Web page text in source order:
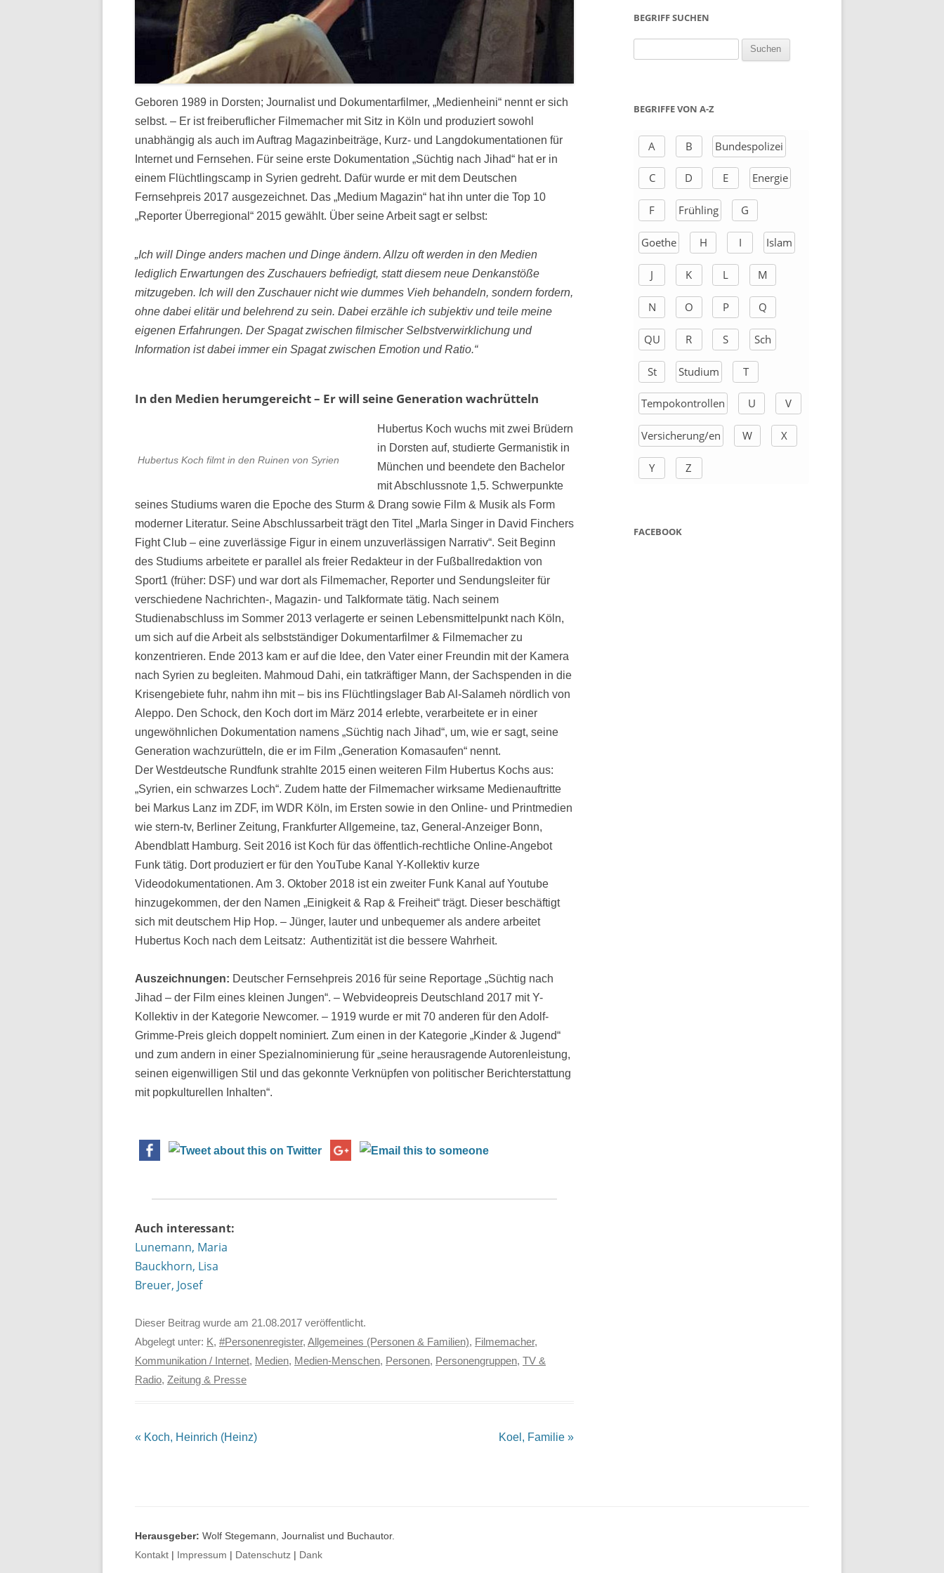
Geboren 1989 in Dorsten; Journalist und Dokumentarfilmer, „Medienheini“ nennt er sich
selbst. – Er ist freiberuflicher Filmemacher mit Sitz in Köln und produziert sowohl
unabhängig als auch im Auftrag Magazinbeiträge, Kurz- und Langdokumentationen für
Internet und Fernsehen. Für seine erste Dokumentation „Süchtig nach Jihad“ hat er in
einem Flüchtlingscamp in Syrien gedreht. Dafür wurde er mit dem Deutschen
Fernsehpreis 2017 ausgezeichnet. Das „Medium Magazin“ hat ihn unter die Top 10
„Reporter Überregional“ 2015 gewählt. Über seine Arbeit sagt er selbst:
„Ich will Dinge anders machen und Dinge ändern. Allzu oft werden in den Medien
lediglich Erwartungen des Zuschauers befriedigt, statt diesem neue Denkanstöße
mitzugeben. Ich will den Zuschauer nicht wie dummes Vieh behandeln, sondern fordern,
ohne dabei elitär und belehrend zu sein. Dabei erzähle ich subjektiv und teile meine
eigenen Erfahrungen. Der Spagat zwischen filmischer Selbstverwirklichung und
Information ist dabei immer ein Spagat zwischen Emotion und Ratio.“
In den Medien herumgereicht – Er will seine Generation wachrütteln
Hubertus Koch filmt in den Ruinen von Syrien
Hubertus Koch wuchs mit zwei Brüdern
in Dorsten auf, studierte Germanistik in
München und beendete den Bachelor
mit Abschlussnote 1,5. Schwerpunkte
seines Studiums waren die Epoche des Sturm & Drang sowie Film & Musik als Form
moderner Literatur. Seine Abschlussarbeit trägt den Titel „Marla Singer in David Finchers
Fight Club – eine zuverlässige Figur in einem unzuverlässigen Narrativ“. Seit Beginn
des Studiums arbeitete er parallel als freier Redakteur in der Fußballredaktion von
Sport1 (früher: DSF) und war dort als Filmemacher, Reporter und Sendungsleiter für
verschiedene Nachrichten-, Magazin- und Talkformate tätig. Nach seinem
Studienabschluss im Sommer 2013 verlagerte er seinen Lebensmittelpunkt nach Köln,
um sich auf die Arbeit als selbstständiger Dokumentarfilmer & Filmemacher zu
konzentrieren. Ende 2013 kam er auf die Idee, den Vater einer Freundin mit der Kamera
nach Syrien zu begleiten. Mahmoud Dahi, ein tatkräftiger Mann, der Sachspenden in die
Krisengebiete fuhr, nahm ihn mit – bis ins Flüchtlingslager Bab Al-Salameh nördlich von
Aleppo. Den Schock, den Koch dort im März 2014 erlebte, verarbeitete er in einer
ungewöhnlichen Dokumentation namens „Süchtig nach Jihad“, um, wie er sagt, seine
Generation wachzurütteln, die er im Film „Generation Komasaufen“ nennt.
Der Westdeutsche Rundfunk strahlte 2015 einen weiteren Film Hubertus Kochs aus:
„Syrien, ein schwarzes Loch“. Zudem hatte der Filmemacher wirksame Medienauftritte
bei Markus Lanz im ZDF, im WDR Köln, im Ersten sowie in den Online- und Printmedien
wie stern-tv, Berliner Zeitung, Frankfurter Allgemeine, taz, General-Anzeiger Bonn,
Abendblatt Hamburg. Seit 2016 ist Koch für das öffentlich-rechtliche Online-Angebot
Funk tätig. Dort produziert er für den YouTube Kanal Y-Kollektiv kurze
Videodokumentationen. Am 3. Oktober 2018 ist ein zweiter Funk Kanal auf Youtube
hinzugekommen, der den Namen „Einigkeit & Rap & Freiheit“ trägt. Dieser beschäftigt
sich mit deutschem Hip Hop. – Jünger, lauter und unbequemer als andere arbeitet
Hubertus Koch nach dem Leitsatz: Authentizität ist die bessere Wahrheit.
Auszeichnungen: Deutscher Fernsehpreis 2016 für seine Reportage „Süchtig nach
Jihad – der Film eines kleinen Jungen“. – Webvideopreis Deutschland 2017 mit Y-
Kollektiv in der Kategorie Newcomer. – 1919 wurde er mit 70 anderen für den Adolf-
Grimme-Preis gleich doppelt nominiert. Zum einen in der Kategorie „Kinder & Jugend“
und zum andern in einer Spezialnominierung für „seine herausragende Autorenleistung,
seinen eigenwilligen Stil und das gekonnte Verknüpfen von politischer Berichterstattung
mit popkulturellen Inhalten“.
Auch interessant:
Lunemann, Maria
Bauckhorn, Lisa
Breuer, Josef
Dieser Beitrag wurde am 21.08.2017 veröffentlicht.
Abgelegt unter: K, #Personenregister, Allgemeines (Personen & Familien), Filmemacher,
Kommunikation / Internet, Medien, Medien-Menschen, Personen, Personengruppen, TV &
Radio, Zeitung & Presse
Beitrags-
« Koch, Heinrich (Heinz) Koel, Familie »
BEGRIFF SUCHEN
h
h
BEGRIFFE VON A-Z
A B Bundespolizei
C D E Energie
F Frühling G
Goethe H I Islam
J K L M
N O P Q
QU R S Sch
St Studium T
Tempokontrollen U V
Versicherung/en W X
Y Z
FACEBOOK
Herausgeber: Wolf Stegemann, Journalist und Buchautor.
Kontakt
Impressum Datenschutz Dank